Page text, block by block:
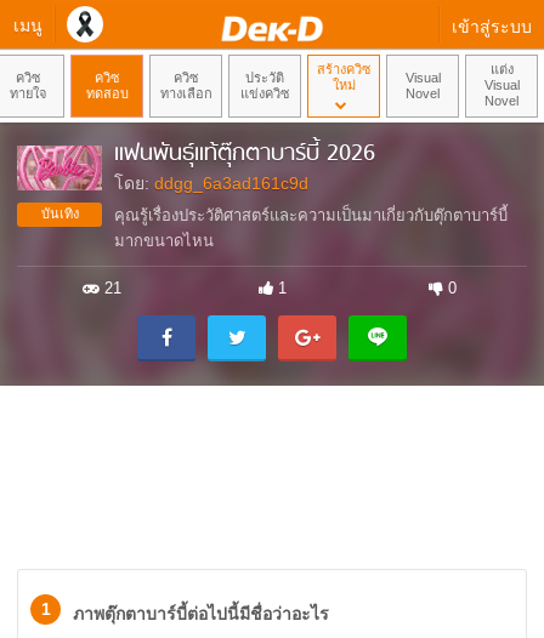
เมนู เข้าสู่ระบบ
ควิซ
ทายใจ
ควิซ
ทดสอบ
ควิซ
ทางเลือก
ประวัติ
แข่งควิซ
สร้างควิซ
ใหม่
Visual
Novel
แต่ง
Visual
Novel
บันเทิง
แฟนพันธุ์แท้ตุ๊กตาบาร์บี้ 2026
โดย: ddgg_6a3ad161c9d
คุณรู้เรื่องประวัติศาสตร์และความเป็นมาเกี่ยวกับตุ๊กตาบาร์บี้
มากขนาดไหน
21 1 0
1 ภาพตุ๊กตาบาร์บี้ต่อไปนี้มีชื่อว่าอะไร